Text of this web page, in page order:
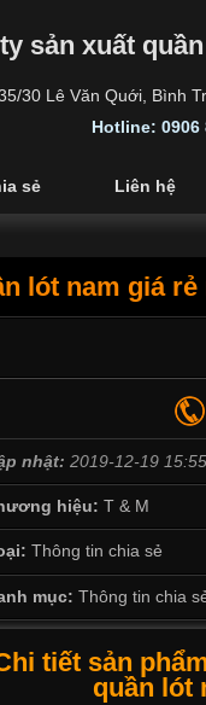
sản xuất
30 Lê Văn Quới, Bình
Hotline: 0906
sẻ Liên hệ
lót nam giá rẻ
nhật: 2019-12-19
hiệu:T & M
Thông tin chia sẻ
mục: Thông tin chia
tiết sản
quần lót